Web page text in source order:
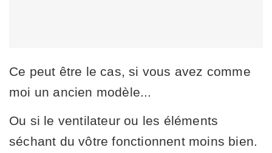
Ce peut être le cas, si vous avez comme
moi un ancien modèle...
Ou si le ventilateur ou les éléments
séchant du vôtre fonctionnent moins bien.